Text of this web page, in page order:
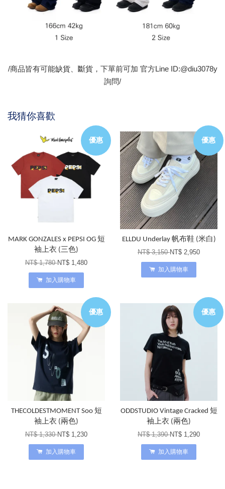
/商品皆有可能缺貨、斷貨，下單前可加 官方Line ID:@diu3078y
詢問/
我猜你喜歡
優惠
MARK GONZALES x PEPSI OG 短
袖上衣 (三色)
NT$ 1,780NT$ 1,480
加入購物車
優惠
ELLDU Underlay 帆布鞋 (米白)
NT$ 3,150NT$ 2,950
加入購物車
優惠
THECOLDESTMOMENT Soo 短
袖上衣 (兩色)
NT$ 1,330NT$ 1,230
加入購物車
優惠
ODDSTUDIO Vintage Cracked 短
袖上衣 (兩色)
NT$ 1,390NT$ 1,290
加入購物車